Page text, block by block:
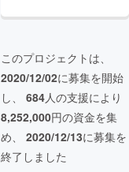
このプロジェクトは、
2020/12/02に募集を開始
し、 684人の支援により
8,252,000円の資金を集
め、 2020/12/13に募集を
終了しました